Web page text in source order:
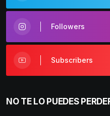
Followers
Subscribers
NO TE LO PUEDES